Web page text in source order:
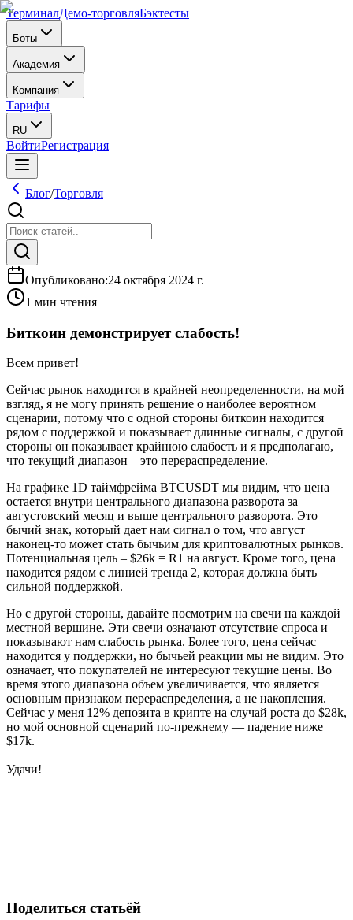
ТерминалДемо-торговляБэктесты
Боты
Академия
Компания
Тарифы
RU
ВойтиРегистрация
Блог/Торговля
Опубликовано:24 октября 2024 г.
1 мин чтения
Биткоин демонстрирует слабость!
Всем привет!
Сейчас рынок находится в крайней неопределенности, на мой
взгляд, я не могу принять решение о наиболее вероятном
сценарии, потому что с одной стороны биткоин находится
рядом с поддержкой и показывает длинные сигналы, с другой
стороны он показывает крайнюю слабость и я предполагаю,
что текущий диапазон – это перераспределение.
На графике 1D таймфрейма BTCUSDT мы видим, что цена
остается внутри центрального диапазона разворота за
августовский месяц и выше центрального разворота. Это
бычий знак, который дает нам сигнал о том, что август
наконец-то может стать бычьим для криптовалютных рынков.
Потенциальная цель – $26k = R1 на август. Кроме того, цена
находится рядом с линией тренда 2, которая должна быть
сильной поддержкой.
Но с другой стороны, давайте посмотрим на свечи на каждой
местной вершине. Эти свечи означают отсутствие спроса и
показывают нам слабость рынка. Более того, цена сейчас
находится у поддержки, но бычьей реакции мы не видим. Это
означает, что покупателей не интересуют текущие цены. Во
время этого диапазона объем увеличивается, что является
основным признаком перераспределения, а не накопления.
Сейчас у меня 12% депозита в крипте на случай роста до $28k,
но мой основной сценарий по-прежнему — падение ниже
$17k.
Удачи!
Поделиться статьёй